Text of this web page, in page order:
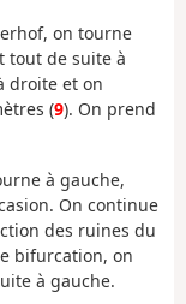
on tourne
tout de suite à
droite et on
(9). On prend
à gauche,
On continue
des ruines du
bifurcation, on
à gauche.